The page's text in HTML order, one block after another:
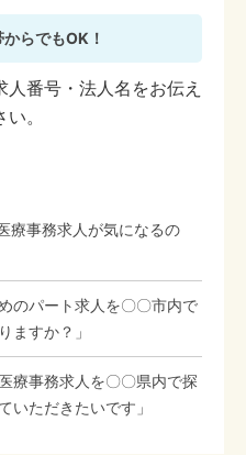
らでもOK！
番号・法人名をお伝え
。
療事務求人が気になるの
のパート求人を〇〇市内で
ますか？」
療事務求人を〇〇県内で探
いただきたいです」